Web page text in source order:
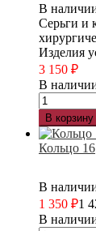
В
Серьги и
Изделия
3 150 ₽
В
В корзину
Кольцо 16
В
1 350 ₽1
В